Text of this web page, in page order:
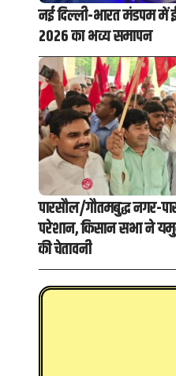
नई दिल्ली-भारत मंडपम में
2026 का भव्य समापन
पारसौल/गौतमबुद्ध नगर-
परेशान, किसान सभा ने
की चेतावनी